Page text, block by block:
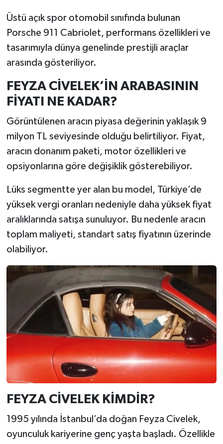
Üstü açık spor otomobil sınıfında bulunan
Porsche 911 Cabriolet, performans özellikleri ve
tasarımıyla dünya genelinde prestijli araçlar
arasında gösteriliyor.
FEYZA CİVELEK’İN ARABASININ
FİYATI NE KADAR?
Görüntülenen aracın piyasa değerinin yaklaşık 9
milyon TL seviyesinde olduğu belirtiliyor. Fiyat,
aracın donanım paketi, motor özellikleri ve
opsiyonlarına göre değişiklik gösterebiliyor.
Lüks segmentte yer alan bu model, Türkiye’de
yüksek vergi oranları nedeniyle daha yüksek fiyat
aralıklarında satışa sunuluyor. Bu nedenle aracın
toplam maliyeti, standart satış fiyatının üzerinde
olabiliyor.
FEYZA CİVELEK KİMDİR?
1995 yılında İstanbul’da doğan Feyza Civelek,
oyunculuk kariyerine genç yaşta başladı. Özellikle